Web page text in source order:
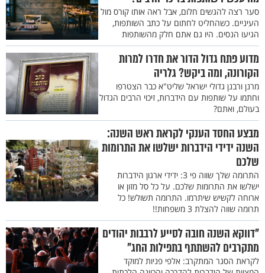
סער רצה להגשים חלום, אבל ראה אותו קורס מול
העיניים. כשהחליט לחתום על כתב השותפות,
הגיעו הנסים. היו גם אתם חלק מהשותפות
מדוע פתח גדול הדור את חדרו למרות
הקורונה, ומה ביקש? גלריה
מרנן ורבנן גדולי ישראל שליט"א כבר הצטרפו
וחתמו על שותפות עם הידברות, זיכוי הרבים הגדול
בעולם, ואתם?
מבצע החסד הענקי לקראת ראש השנה:
השנה ידידי הידברות ישלשו את התרומות
שלכם
התרומה שלך שווה פי 3: ידידי ארגון הידברות
ישלשו את התרומות שלכם. על כל סל מזון או
ארוחה לקשיש שיתרמו. התרומה תשולש! כל
תרומה שווה להצלת 3 משפחות!!
"דווקא השנה חובה לסייע לרבבות יהודים
מתקרבים להשתתף בתפילות החג"
לקראת הסגר המתקרב: אלפי פניות למוקד